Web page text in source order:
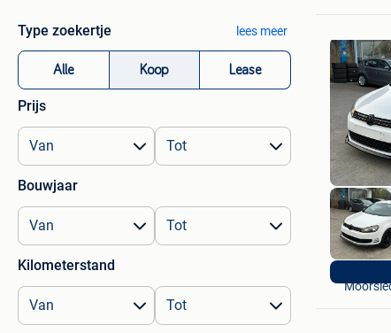
Type zoekertje lees meer
Alle Koop Lease
Prijs
Bouwjaar
Kilometerstand
S&M